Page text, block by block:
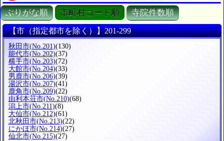
ぶりがな順 市町村コード順 寺院件数順
【市（指定都市を除く）】201-299
秋田市(No.201)(130)
能代市(No.202)(37)
横手市(No.203)(72)
大館市(No.204)(33)
男鹿市(No.206)(39)
湯沢市(No.207)(41)
鹿角市(No.209)(22)
由利本荘市(No.210)(68)
潟上市(No.211)(8)
大仙市(No.212)(61)
北秋田市(No.213)(22)
にかほ市(No.214)(27)
仙北市(No.215)(27)